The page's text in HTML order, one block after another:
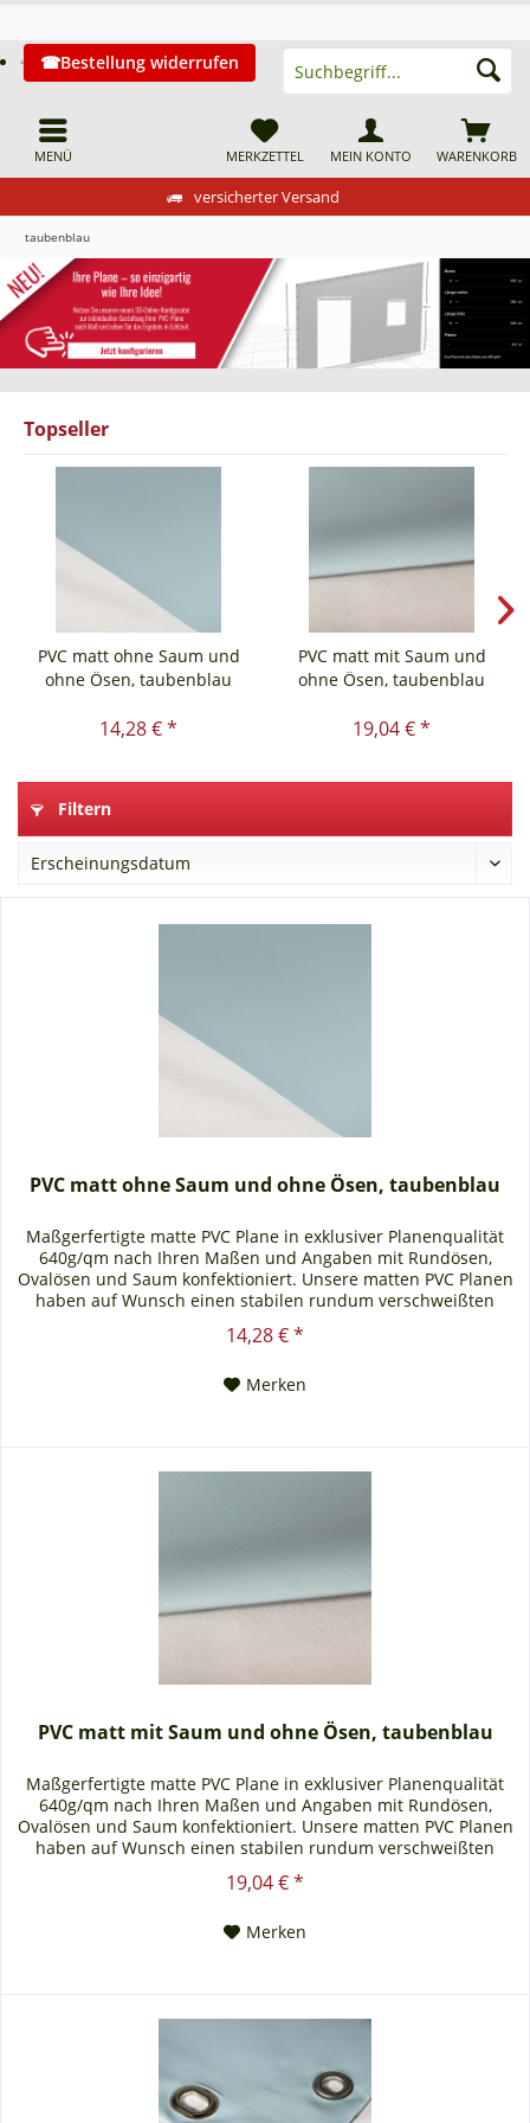
versicherter Versand
MENÜ
Bestellung widerrufen
WARENKORB
MERKZETTEL MEIN KONTO
taubenblau
Topseller
PVC matt ohne Saum und
ohne Ösen, taubenblau
14,28 € *
PVC matt mit Saum und
ohne Ösen, taubenblau
19,04 € *
Filtern
PVC matt ohne Saum und ohne Ösen, taubenblau
Maßgerfertigte matte PVC Plane in exklusiver Planenqualität
640g/qm nach Ihren Maßen und Angaben mit Rundösen,
Ovalösen und Saum konfektioniert. Unsere matten PVC Planen
haben auf Wunsch einen stabilen rundum verschweißten
matte PVC Plane lässt sich bei uns mit verzinkten Ösen oder
14,28 € *
Merken
PVC matt mit Saum und ohne Ösen, taubenblau
Maßgerfertigte matte PVC Plane in exklusiver Planenqualität
640g/qm nach Ihren Maßen und Angaben mit Rundösen,
Ovalösen und Saum konfektioniert. Unsere matten PVC Planen
haben auf Wunsch einen stabilen rundum verschweißten
matte PVC Plane lässt sich bei uns mit verzinkten Ösen oder
19,04 € *
Merken